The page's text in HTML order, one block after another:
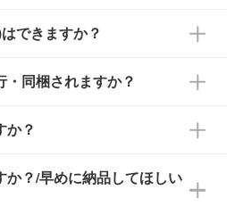
、翌営業日以降のご連絡
となります。
できますか？
願いしておりますが、自
翌月末払いに対応可能で
品で対策委員会や個人様
同梱されますか？
頼をいただいた場合の
をメール添付でお送りし
か？
程度)
の校了から約2週間～2
か？/早めに納品してほしい